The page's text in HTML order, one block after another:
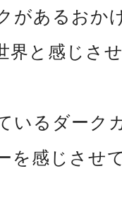
があるおか
界と感じさ
いるダーク
を感じさせ